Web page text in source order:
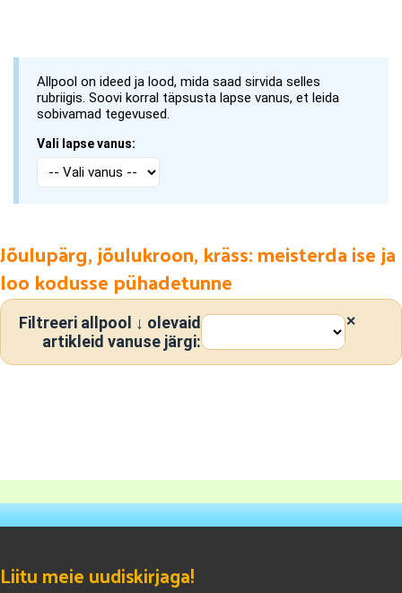
Allpool on ideed ja lood, mida saad sirvida selles
rubriigis. Soovi korral täpsusta lapse vanus, et leida
sobivamad tegevused.
Vali lapse vanus:
Jõulupärg, jõulukroon, kräss: meisterda ise ja
loo kodusse pühadetunne
Filtreeri allpool ↓ olevaid
artikleid vanuse järgi:
Liitu meie uudiskirjaga!